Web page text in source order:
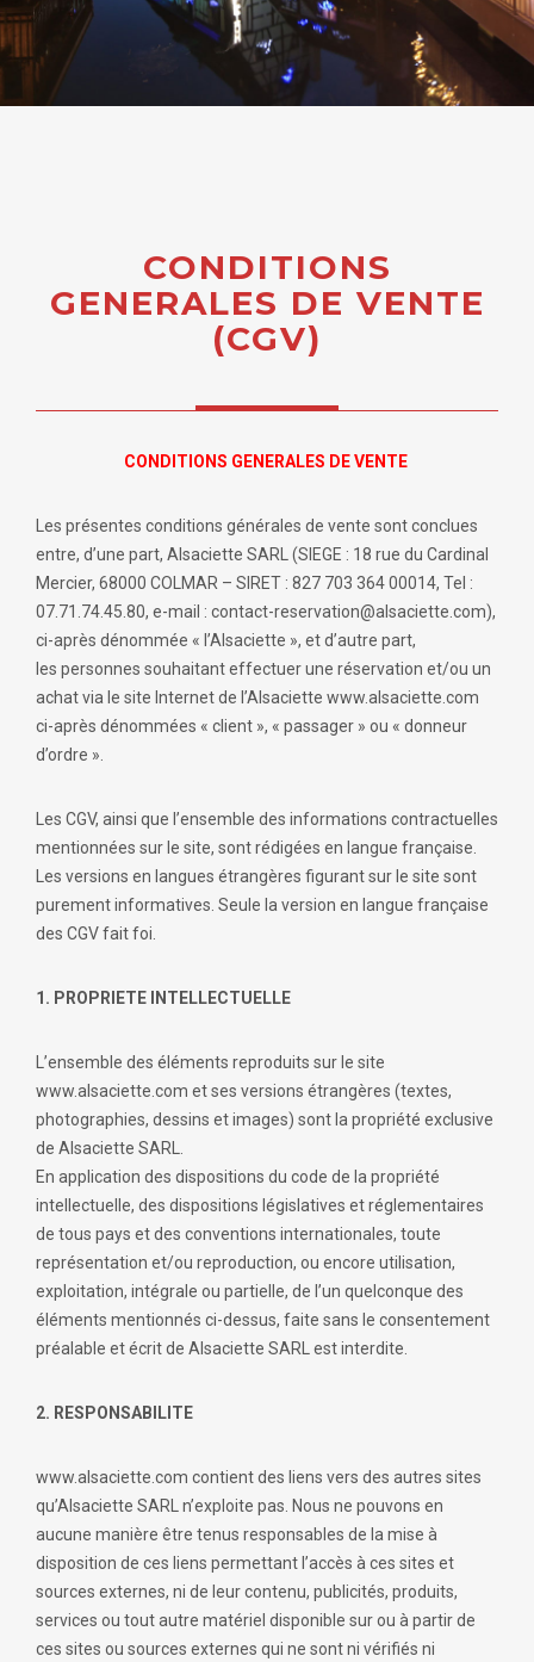
CONDITIONS
GENERALES DE VENTE
(CGV)
CONDITIONS GENERALES DE VENTE
Les présentes conditions générales de vente sont conclues
entre, d’une part, Alsaciette SARL (SIEGE : 18 rue du Cardinal
Mercier, 68000 COLMAR – SIRET : 827 703 364 00014, Tel :
07.71.74.45.80, e-mail : contact-reservation@alsaciette.com),
ci-après dénommée « l’Alsaciette », et d’autre part,
les personnes souhaitant effectuer une réservation et/ou un
achat via le site Internet de l’Alsaciette www.alsaciette.com
ci-après dénommées « client », « passager » ou « donneur
d’ordre ».
Les CGV, ainsi que l’ensemble des informations contractuelles
mentionnées sur le site, sont rédigées en langue française.
Les versions en langues étrangères figurant sur le site sont
purement informatives. Seule la version en langue française
des CGV fait foi.
1. PROPRIETE INTELLECTUELLE
L’ensemble des éléments reproduits sur le site
www.alsaciette.com et ses versions étrangères (textes,
photographies, dessins et images) sont la propriété exclusive
de Alsaciette SARL.
En application des dispositions du code de la propriété
intellectuelle, des dispositions législatives et réglementaires
de tous pays et des conventions internationales, toute
représentation et/ou reproduction, ou encore utilisation,
exploitation, intégrale ou partielle, de l’un quelconque des
éléments mentionnés ci-dessus, faite sans le consentement
préalable et écrit de Alsaciette SARL est interdite.
2. RESPONSABILITE
www.alsaciette.com contient des liens vers des autres sites
qu’Alsaciette SARL n’exploite pas. Nous ne pouvons en
aucune manière être tenus responsables de la mise à
disposition de ces liens permettant l’accès à ces sites et
sources externes, ni de leur contenu, publicités, produits,
services ou tout autre matériel disponible sur ou à partir de
ces sites ou sources externes qui ne sont ni vérifiés ni